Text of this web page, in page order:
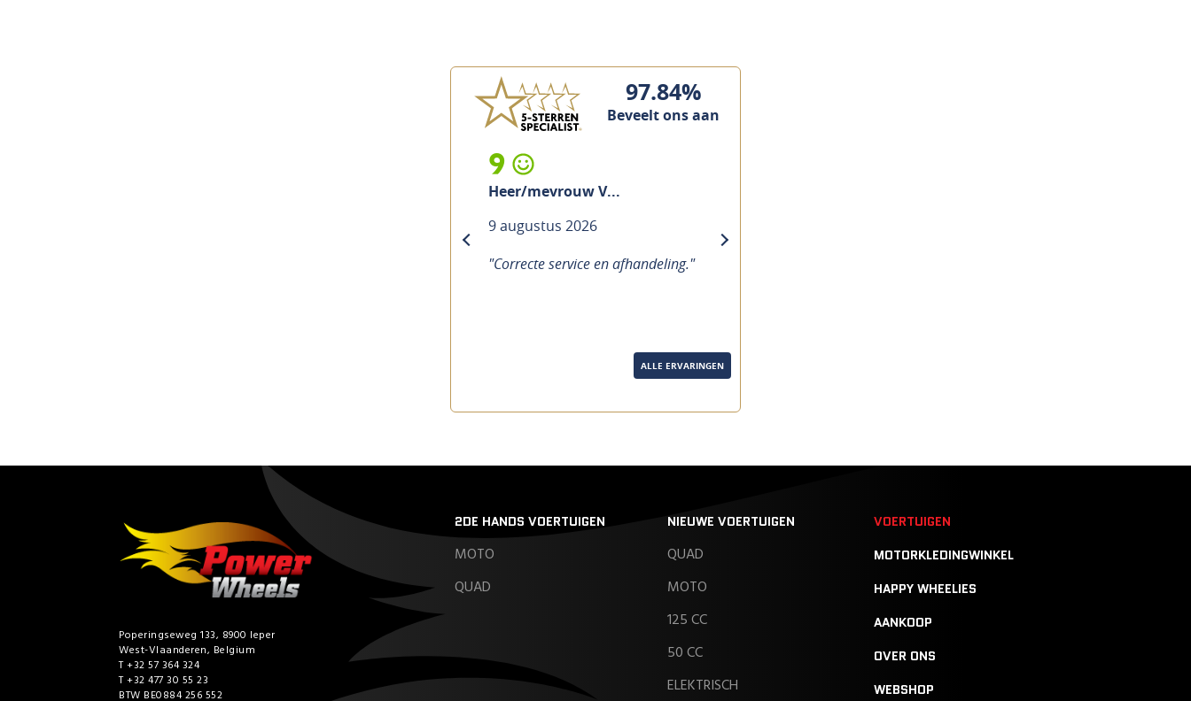
97.84%
Beveelt ons aan
9
Heer/mevrouw V...
9 augustus 2026
"Correcte service en afhandeling."
next
ALLE ERVARINGEN
Poperingseweg 133, 8900 Ieper
West-Vlaanderen, Belgium
T +32 57 364 324
T +32 477 30 55 23
BTW BE0884 256 552
2DE HANDS VOERTUIGEN
MOTO
QUAD
NIEUWE VOERTUIGEN
QUAD
MOTO
125 CC
50 CC
ELEKTRISCH
VOERTUIGEN
MOTORKLEDINGWINKEL
HAPPY WHEELIES
AANKOOP
OVER ONS
WEBSHOP